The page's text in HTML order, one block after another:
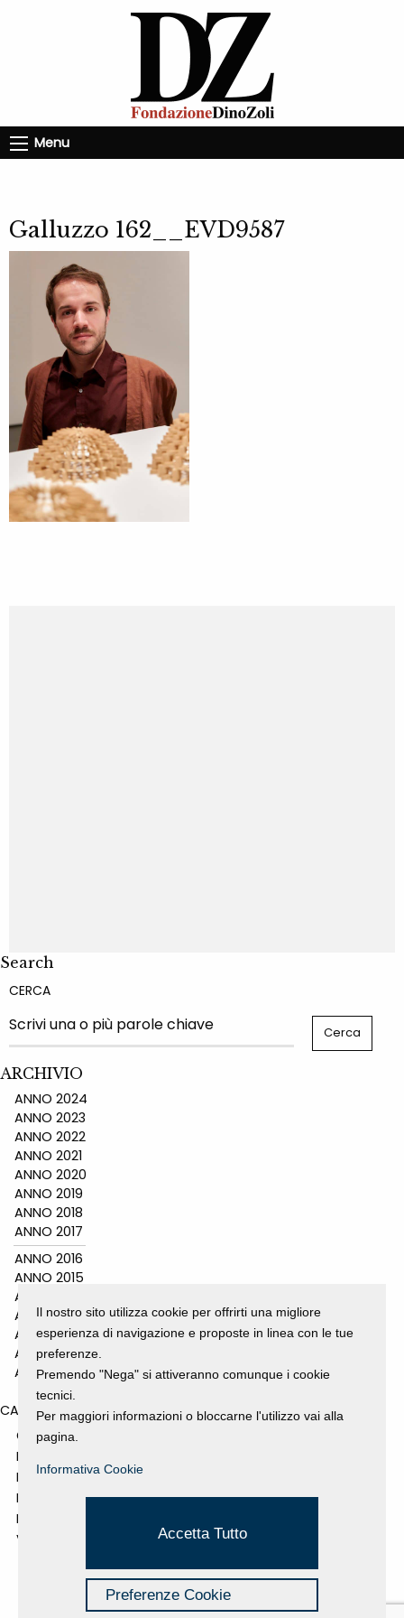
Menu
Galluzzo 162__EVD9587
Search
CERCA
ARCHIVIO
ANNO 2024
ANNO 2023
ANNO 2022
ANNO 2021
ANNO 2020
ANNO 2019
ANNO 2018
ANNO 2017
ANNO 2016
ANNO 2015
ANNO 2014
ANNO 2011
ANNO 2010
ANNO 2009
ANNO 2008
CATEGORIES
GALLERY
MOSTRE E EVENTI
NEWS
PROGETTI SOSTENUTI
RASSEGNA STAMPA
VIDEO
Il nostro sito utilizza cookie per offrirti una migliore
esperienza di navigazione e proposte in linea con le tue
preferenze.
Premendo "Nega" si attiveranno comunque i cookie
tecnici.
Per maggiori informazioni o bloccarne l'utilizzo vai alla
pagina.
Informativa Cookie
Accetta Tutto
Preferenze Cookie